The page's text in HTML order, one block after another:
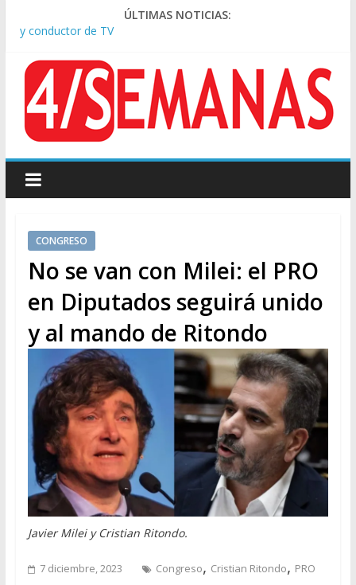
ÚLTIMAS NOTICIAS:
Tras la aprobación de la ley de propiedad privada, Bullrich
Causa AFA: el juez Amarante calificó de “ficción judicial” el
traslado del expediente a Campana
A pocas cuadras de La Bombonera chocaron un tren y un
colectivo: siete heridos
Día de San Cayetano: masiva marcha a Plaza de Mayo de
Pesar por la muerte de Leandro Rud, histórico representante
y conductor de TV
CONGRESO
No se van con Milei: el PRO
en Diputados seguirá unido
y al mando de Ritondo
Javier Milei y Cristian Ritondo.
7 diciembre, 2023 Congreso, Cristian Ritondo, PRO